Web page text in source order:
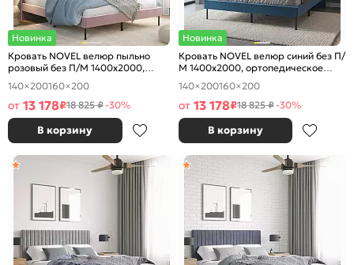
Новинка
Кровать NOVEL велюр пыльно
розовый без П/М 1400x2000,
ортопедическое основание,
изголовье мягкое
140×200160×200
от 13 178₽18 825 ₽-30%
В корзину
Новинка
Кровать NOVEL велюр синий без П/
М 1400x2000, ортопедическое
основание, изголовье мягкое
140×200160×200
от 13 178₽18 825 ₽-30%
В корзину